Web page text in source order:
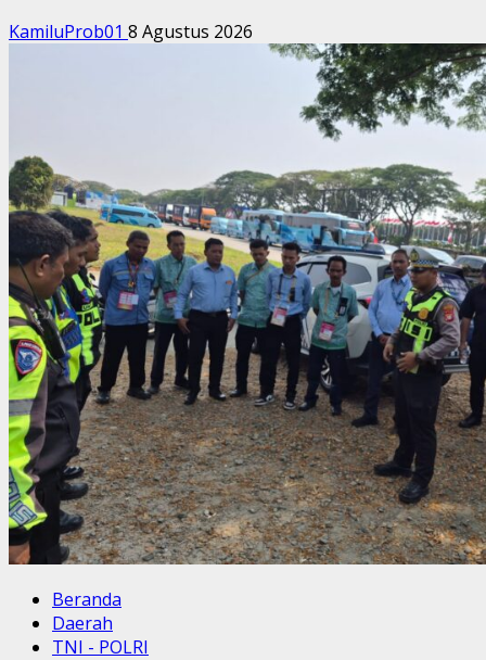
KamiluProb01 8 Agustus 2026
Beranda
Daerah
TNI - POLRI